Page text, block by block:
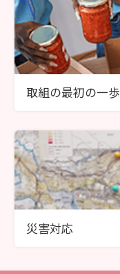
取組の最初の一歩
災害対応